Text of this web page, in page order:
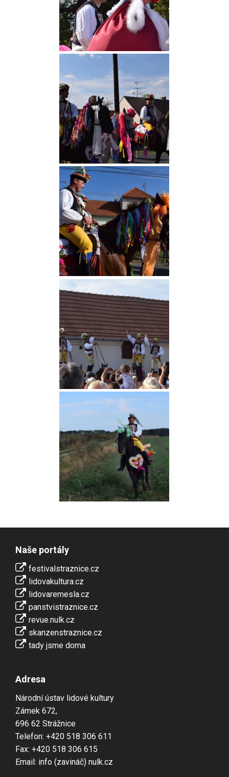
Naše portály
festivalstraznice.cz
lidovakultura.cz
lidovaremesla.cz
panstvistraznice.cz
revue.nulk.cz
skanzenstraznice.cz
tady jsme doma
Adresa
Národní ústav lidové kultury
Zámek 672,
696 62 Strážnice
Telefon: +420 518 306 611
Fax: +420 518 306 615
Email: info (zavináč) nulk.cz